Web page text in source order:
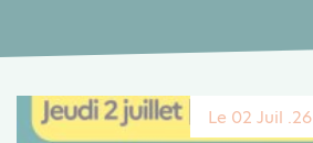
Le 02 Juil .26